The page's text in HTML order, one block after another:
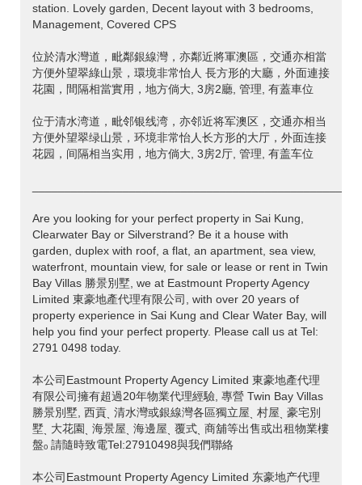
station. Lovely garden, Decent layout with 3 bedrooms,
Management, Covered CPS
位於清水灣道，毗鄰銀線灣，亦鄰近將軍澳區，交通亦相當
方便外望翠綠山景，環境非常怡人 長方形的大廳，外面連接
花園，間隔相當實用，地方倘大, 3房2廳, 管理, 有蓋車位
位于清水湾道，毗邻银线湾，亦邻近将军澳区，交通亦相当
方便外望翠绿山景，环境非常怡人长方形的大厅，外面连接
花园，间隔相当实用，地方倘大, 3房2厅, 管理, 有盖车位
Are you looking for your perfect property in Sai Kung,
Clearwater Bay or Silverstrand? Be it a house with
garden, duplex with roof, a flat, an apartment, sea view,
waterfront, mountain view, for sale or lease or rent in Twin
Bay Villas 勝景別墅, we at Eastmount Property Agency
Limited 東豪地產代理有限公司, with over 20 years of
property experience in Sai Kung and Clear Water Bay, will
help you find your perfect property. Please call us at Tel:
2791 0498 today.
本公司Eastmount Property Agency Limited 東豪地產代理
有限公司擁有超過20年物業代理經驗, 專營 Twin Bay Villas
勝景別墅, 西貢ˎ 清水灣或銀線灣各區獨立屋ˎ 村屋ˎ 豪宅別
墅ˎ 大花園ˎ 海景屋ˎ 海邊屋ˎ 覆式ˎ 商舖等出售或出租物業樓
盤ₒ 請隨時致電Tel:27910498與我們聯絡
本公司Eastmount Property Agency Limited 东豪地产代理